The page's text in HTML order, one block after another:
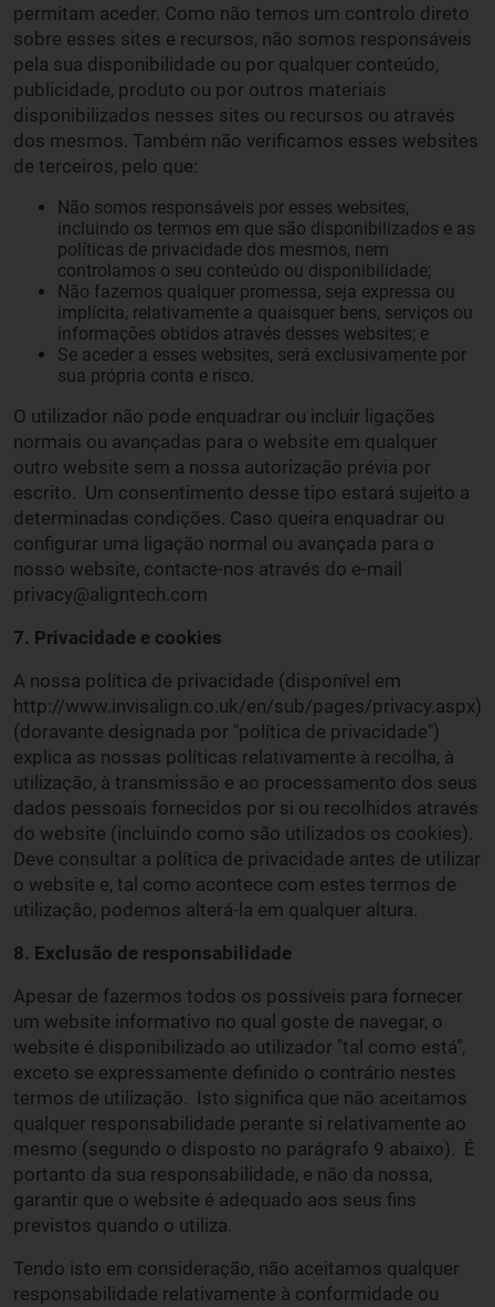
permitam aceder. Como não temos um controlo direto
sobre esses sites e recursos, não somos responsáveis
pela sua disponibilidade ou por qualquer conteúdo,
publicidade, produto ou por outros materiais
disponibilizados nesses sites ou recursos ou através
dos mesmos. Também não verificamos esses websites
de terceiros, pelo que:
Não somos responsáveis por esses websites,
incluindo os termos em que são disponibilizados e as
políticas de privacidade dos mesmos, nem
controlamos o seu conteúdo ou disponibilidade;
Não fazemos qualquer promessa, seja expressa ou
implícita, relativamente a quaisquer bens, serviços ou
informações obtidos através desses websites; e
Se aceder a esses websites, será exclusivamente por
sua própria conta e risco.
O utilizador não pode enquadrar ou incluir ligações
normais ou avançadas para o website em qualquer
outro website sem a nossa autorização prévia por
escrito. Um consentimento desse tipo estará sujeito a
determinadas condições. Caso queira enquadrar ou
configurar uma ligação normal ou avançada para o
nosso website, contacte-nos através do e-mail
privacy@aligntech.com
7. Privacidade e cookies
A nossa política de privacidade (disponível em
http://www.invisalign.co.uk/en/sub/pages/privacy.aspx)
(doravante designada por "política de privacidade")
explica as nossas políticas relativamente à recolha, à
utilização, à transmissão e ao processamento dos seus
dados pessoais fornecidos por si ou recolhidos através
do website (incluindo como são utilizados os cookies).
Deve consultar a política de privacidade antes de utilizar
o website e, tal como acontece com estes termos de
utilização, podemos alterá-la em qualquer altura.
8. Exclusão de responsabilidade
Apesar de fazermos todos os possíveis para fornecer
um website informativo no qual goste de navegar, o
website é disponibilizado ao utilizador "tal como está",
exceto se expressamente definido o contrário nestes
termos de utilização. Isto significa que não aceitamos
qualquer responsabilidade perante si relativamente ao
mesmo (segundo o disposto no parágrafo 9 abaixo). É
portanto da sua responsabilidade, e não da nossa,
garantir que o website é adequado aos seus fins
previstos quando o utiliza.
Tendo isto em consideração, não aceitamos qualquer
responsabilidade relativamente à conformidade ou